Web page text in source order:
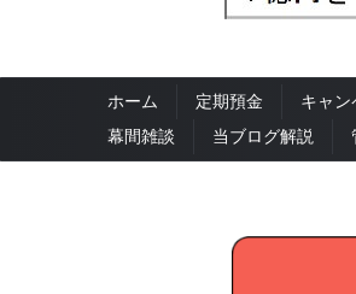
ホーム 定期預金 キャン
幕間雑談
当ブログ解説